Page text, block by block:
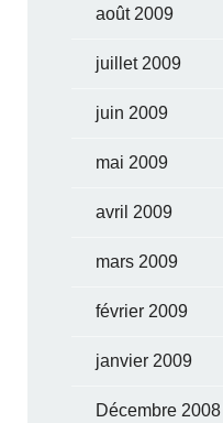
août 2009
juillet 2009
juin 2009
mai 2009
avril 2009
mars 2009
février 2009
janvier 2009
Décembre 2008